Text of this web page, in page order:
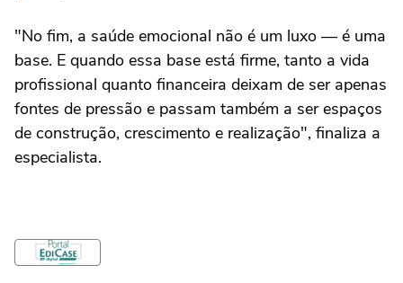
"No fim, a saúde emocional não é um luxo — é uma
base. E quando essa base está firme, tanto a vida
profissional quanto financeira deixam de ser apenas
fontes de pressão e passam também a ser espaços
de construção, crescimento e realização", finaliza a
especialista.